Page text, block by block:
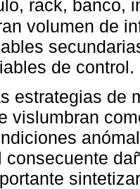
rack, banco,
volumen de
de control.
estrategias de
vislumbran
consecuente